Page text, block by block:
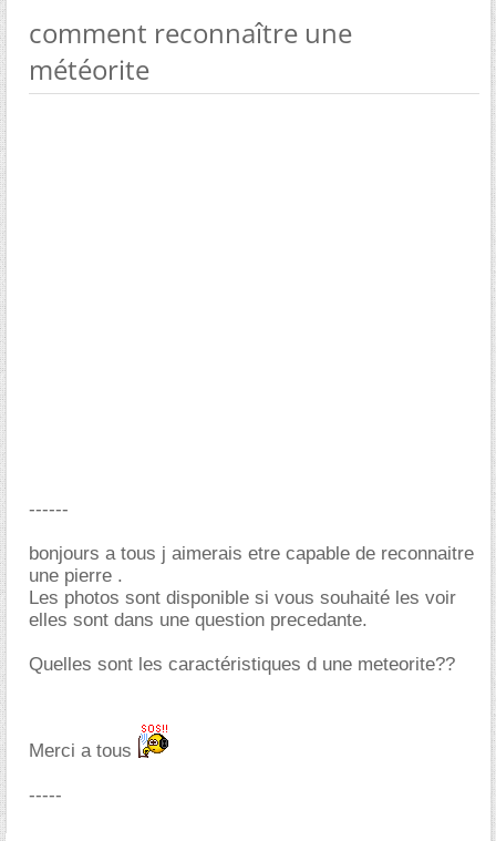
comment reconnaître une
météorite
------
bonjours a tous j aimerais etre capable de reconnaitre
une pierre .
Les photos sont disponible si vous souhaité les voir
elles sont dans une question precedante.
Quelles sont les caractéristiques d une meteorite??
Merci a tous
-----